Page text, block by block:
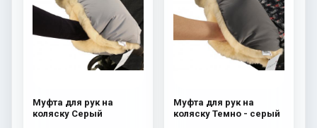
Муфта для рук на
коляску Серый
Муфта для рук на
коляску Темно - серый